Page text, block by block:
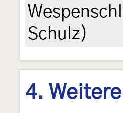
Schulz)
4.